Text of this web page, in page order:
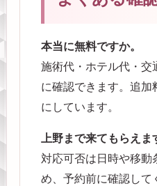
本当に無料ですか。
施術代・ホテル代・交
に確認できます。追加
にしています。
上野まで来てもらえま
対応可否は日時や移動
め、予約前に確認して